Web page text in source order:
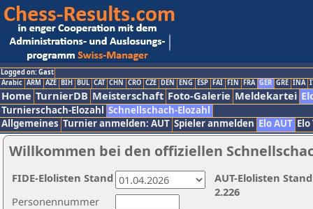
Logged on: Gast
Arabic ARM AZE BIH BUL CAT CHN CRO CZE DEN ENG ESP FAI FIN FRA GER GRE INA
Home TurnierDB Meisterschaft Foto-Galerie Meldekartei
Turnierschach-Elozahl Schnellschach-Elozahl
Allgemeines Turnier anmelden: AUT Spieler anmelden Elo AUT
Willkommen bei den offiziellen
Personennummer
AUT-Elolisten
2.226
FIDE-Elolisten Stand